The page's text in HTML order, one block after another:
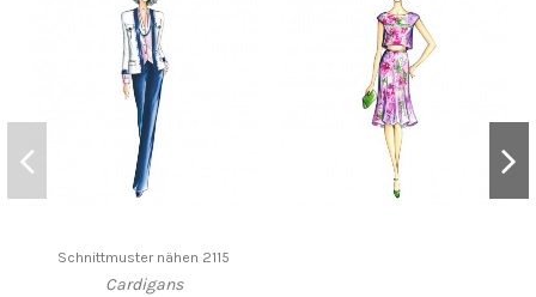
Schnittmuster nähen 2115
Cardigans